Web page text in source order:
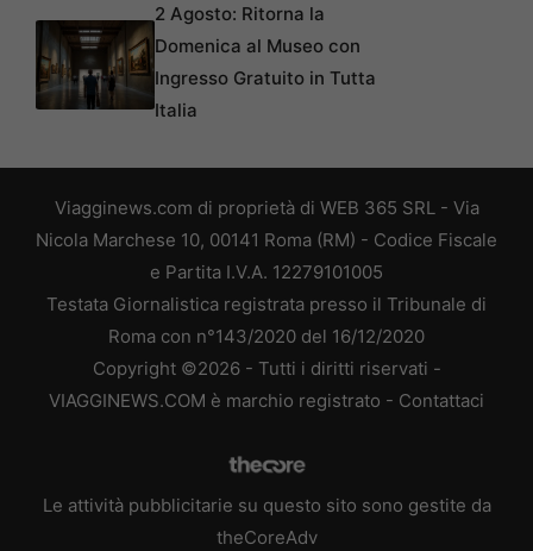
2 Agosto: Ritorna la
Domenica al Museo con
Ingresso Gratuito in Tutta
Italia
Viagginews.com di proprietà di WEB 365 SRL - Via
Nicola Marchese 10, 00141 Roma (RM) - Codice Fiscale
e Partita I.V.A. 12279101005
Testata Giornalistica registrata presso il Tribunale di
Roma con n°143/2020 del 16/12/2020
Copyright ©2026 - Tutti i diritti riservati -
VIAGGINEWS.COM è marchio registrato - Contattaci
Le attività pubblicitarie su questo sito sono gestite da
theCoreAdv